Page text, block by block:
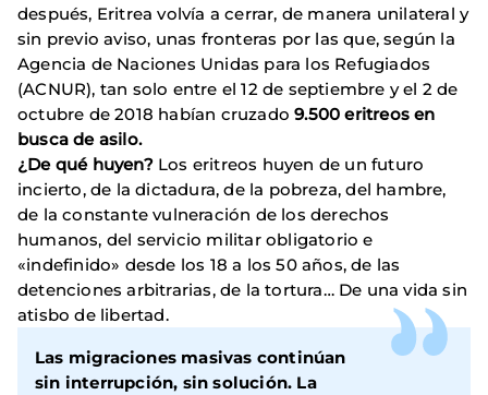
después, Eritrea volvía a cerrar, de manera unilateral y
sin previo aviso, unas fronteras por las que, según la
Agencia de Naciones Unidas para los Refugiados
(ACNUR), tan solo entre el 12 de septiembre y el 2 de
octubre de 2018 habían cruzado9.500 eritreos en
busca de asilo.
¿De qué huyen? Los eritreos huyen de un futuro
incierto, de la dictadura, de la pobreza, del hambre,
de la constante vulneración de los derechos
humanos, del servicio militar obligatorio e
«indefinido» desde los 18 a los 50 años, de las
detenciones arbitrarias, de la tortura… De una vida sin
atisbo de libertad.
Las migraciones masivas continúan
sin interrupción, sin solución. La